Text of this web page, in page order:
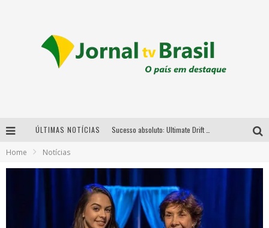
ÚLTIMAS NOTÍCIAS
Home Notícias